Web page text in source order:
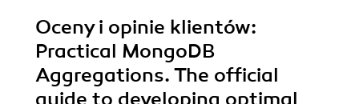
Oceny i opinie klientów:
Practical MongoDB
Aggregations. The official